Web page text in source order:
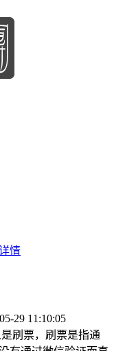
情
29 11:10:05
刷票，刷票是指通